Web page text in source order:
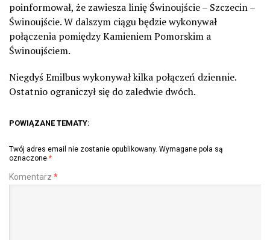
poinformował, że zawiesza linię Świnoujście – Szczecin –
Świnoujście. W dalszym ciągu będzie wykonywał
połączenia pomiędzy Kamieniem Pomorskim a
Świnoujściem.
Niegdyś Emilbus wykonywał kilka połączeń dziennie.
Ostatnio ograniczył się do zaledwie dwóch.
POWIĄZANE TEMATY:
Twój adres email nie zostanie opublikowany. Wymagane pola są
oznaczone *
Komentarz *